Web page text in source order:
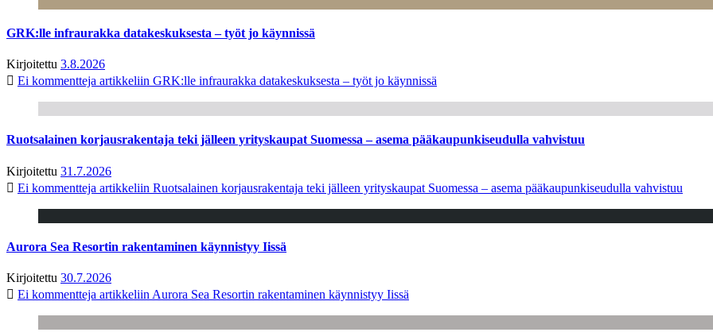
GRK:lle infraurakka datakeskuksesta – työt jo käynnissä
Kirjoitettu 3.8.2026
Ei kommentteja artikkeliin GRK:lle infraurakka datakeskuksesta – työt jo käynnissä
Ruotsalainen korjausrakentaja teki jälleen yrityskaupat Suomessa – asema pääkaupunkiseudulla vahvistuu
Kirjoitettu 31.7.2026
Ei kommentteja artikkeliin Ruotsalainen korjausrakentaja teki jälleen yrityskaupat Suomessa – asema pääkaupunkiseudulla vahvistuu
Aurora Sea Resortin rakentaminen käynnistyy Iissä
Kirjoitettu 30.7.2026
Ei kommentteja artikkeliin Aurora Sea Resortin rakentaminen käynnistyy Iissä